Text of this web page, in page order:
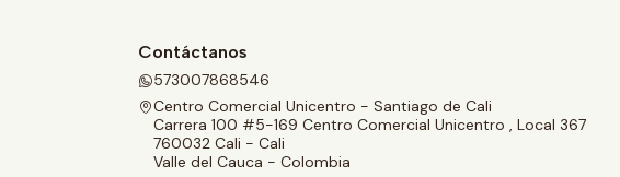
Contáctanos
573007868546
Centro Comercial Unicentro - Santiago de Cali
Carrera 100 #5-169 Centro Comercial Unicentro , Local 367
760032 Cali - Cali
Valle del Cauca - Colombia